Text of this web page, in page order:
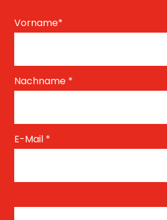
Vorname*
Nachname *
E-Mail *